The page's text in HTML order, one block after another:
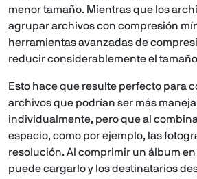
menor tamaño. Mientras que los
agrupar archivos con compresión
herramientas avanzadas de
reducir considerablemente el
Esto hace que resulte perfecto para
archivos que podrían ser más
individualmente, pero que al
espacio, como por ejemplo, las
resolución. Al comprimir un álbum
puede cargarlo y los destinatarios